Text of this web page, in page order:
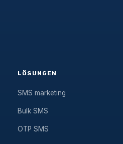
LÖSUNGEN
SMS marketing
Bulk SMS
OTP SMS